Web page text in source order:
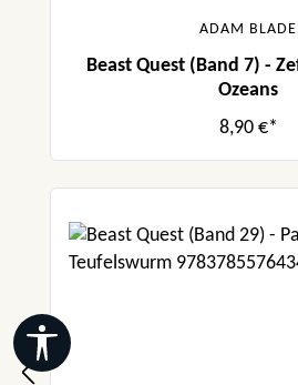
ADAM BLADE
Beast Quest (Band 7) -
Ozeans
8,90 €*
Werkzeugleiste anzeigen